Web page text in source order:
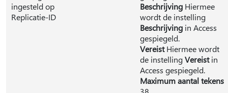
ingesteld op
Replicatie-ID
Beschrijving Hiermee
wordt de instelling
Beschrijving in Access
gespiegeld.
VereistHiermee wordt
de instellingVereistin
Access gespiegeld.
Maximum aantal tekens